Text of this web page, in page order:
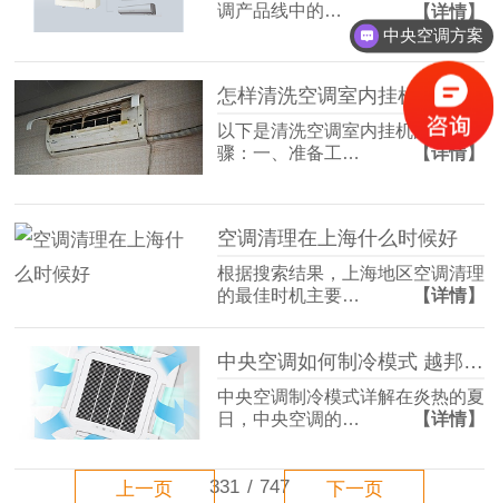
调产品线中的…
【详情】
怎样清洗空调室内挂机
以下是清洗空调室内挂机的详细步
骤：一、准备工…
【详情】
空调清理在上海什么时候好
根据搜索结果，上海地区空调清理
的最佳时机主要…
【详情】
中央空调如何制冷模式 越邦机电为您解答
中央空调制冷模式详解在炎热的夏
日，中央空调的…
【详情】
331 / 747
上一页 下一页
中央空调方案